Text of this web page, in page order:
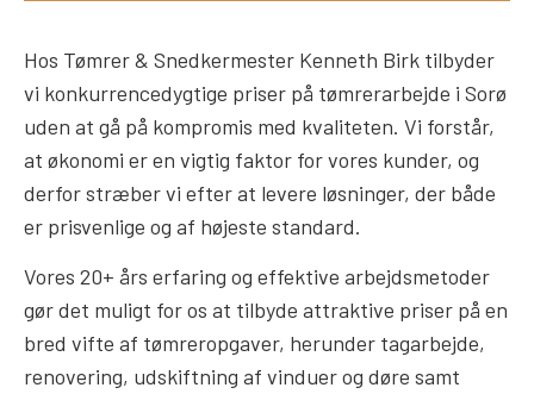
Hos Tømrer & Snedkermester Kenneth Birk tilbyder
vi konkurrencedygtige priser på tømrerarbejde i Sorø
uden at gå på kompromis med kvaliteten. Vi forstår,
at økonomi er en vigtig faktor for vores kunder, og
derfor stræber vi efter at levere løsninger, der både
er prisvenlige og af højeste standard.
Vores 20+ års erfaring og effektive arbejdsmetoder
gør det muligt for os at tilbyde attraktive priser på en
bred vifte af tømreropgaver, herunder tagarbejde,
renovering, udskiftning af vinduer og døre samt